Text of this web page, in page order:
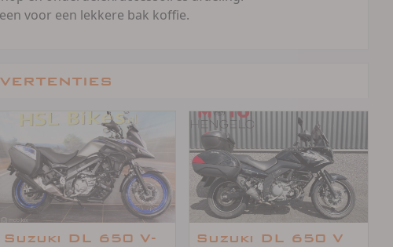
voor een lekkere bak koffie.
Suzuki DL 650 V-
Suzuki DL 650 V